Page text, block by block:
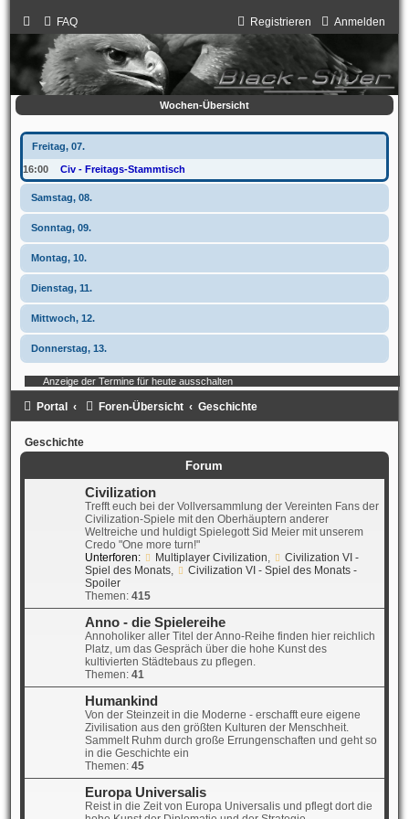
FAQ Anmelden
Registrieren
Wochen-Übersicht
Freitag, 07.
16:00 Civ - Freitags-Stammtisch
Samstag, 08.
Sonntag, 09.
Montag, 10.
Dienstag, 11.
Mittwoch, 12.
Donnerstag, 13.
Anzeige der Termine für heute ausschalten
Portal Foren-Übersicht Geschichte
Geschichte
Forum
Civilization
Trefft euch bei der Vollversammlung der Vereinten Fans der
Civilization-Spiele mit den Oberhäuptern anderer
Weltreiche und huldigt Spielegott Sid Meier mit unserem
Credo "One more turn!"
Unterforen:
Multiplayer Civilization
Civilization VI -
Spiel des Monats,
Civilization VI - Spiel des Monats -
Spoiler
Themen: 415
Anno - die Spielereihe
Annoholiker aller Titel der Anno-Reihe finden hier reichlich
Platz, um das Gespräch über die hohe Kunst des
kultivierten Städtebaus zu pflegen.
Themen: 41
Humankind
Von der Steinzeit in die Moderne - erschafft eure eigene
Zivilisation aus den größten Kulturen der Menschheit.
Sammelt Ruhm durch große Errungenschaften und geht so
in die Geschichte ein
Themen: 45
Europa Universalis
Reist in die Zeit von Europa Universalis und pflegt dort die